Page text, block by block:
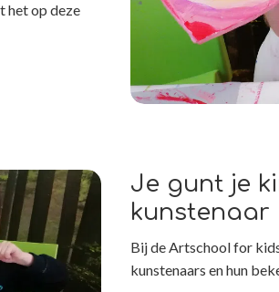
het op deze
Je gunt je
kunstenaar
Bij de Artschool for
kunstenaars en hun